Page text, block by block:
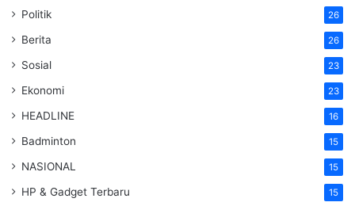
Politik 26
Berita 26
Sosial 23
Ekonomi 23
HEADLINE 16
Badminton 15
NASIONAL 15
HP & Gadget Terbaru 15